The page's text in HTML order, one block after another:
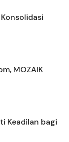
MOZAIK
Keadilan bagi